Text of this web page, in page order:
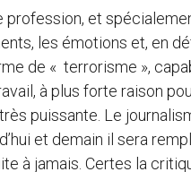
et
les émotions et, en
de « terrorisme »,
à plus forte raison
puissante. Le
et demain il sera
à jamais. Certes la